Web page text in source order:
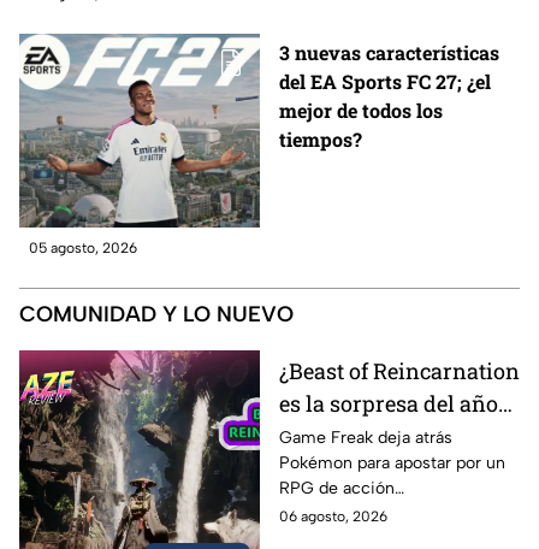
3 nuevas características
del EA Sports FC 27; ¿el
mejor de todos los
tiempos?
05 agosto, 2026
COMUNIDAD Y LO NUEVO
¿Beast of Reincarnation
es la sorpresa del año? |
AZE Review
Game Freak deja atrás
Pokémon para apostar por un
RPG de acción
completamente diferente.
06 agosto, 2026